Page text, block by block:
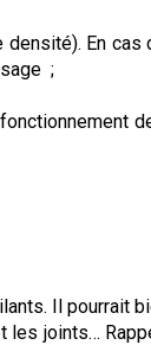
En cas
;
Il pourrait
les joints…